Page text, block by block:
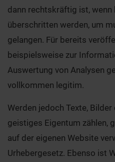
dann rechtskräftig ist, wenn
überschritten werden, um
gelangen. Für bereits
beispielsweise zur
Auswertung von Analysen
vollkommen legitim.
Werden jedoch Texte,
geistiges Eigentum zählen,
auf der eigenen Website
Urhebergesetz. Ebenso ist